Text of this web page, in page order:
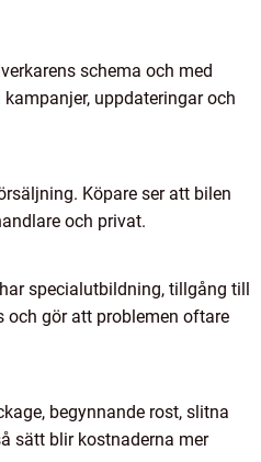
schema och med
uppdateringar och
Köpare ser att bilen
och privat.
specialutbildning, tillgång till
gör att problemen oftare
begynnande rost, slitna
sätt blir kostnaderna mer